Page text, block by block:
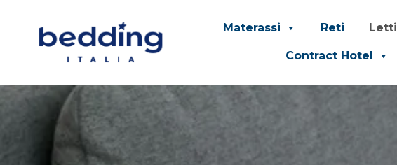
Materassi Reti Letti
Contract Hotel